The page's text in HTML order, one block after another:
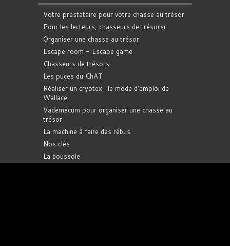
Votre prestataire pour votre chasse au trésor
Pour les lecteurs, chasseurs de trésorsr
Organiser une chasse au trésor
Escape room - Escape game
Chasseurs de trésors
Les puces du ChAT
Réaliser un cryptex : le mode d'emploi de
Wallace
Vademecum pour organiser une chasse au
trésor
La machine à faire des rébus
Nos clés
La boussole